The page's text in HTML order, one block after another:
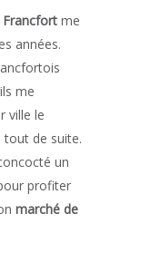
Francfort me
années.
me
ville le
tout de suite.
un
profiter
marché de